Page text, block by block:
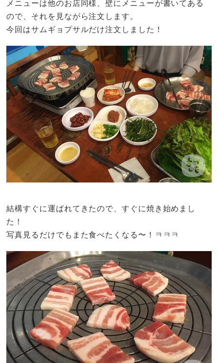
メニューは他のお店同様、壁にメニューが書いてある
ので、それを見ながら注文します。
今回はサムギョプサルだけ注文しました！
結構すぐに運ばれてきたので、すぐに焼き始めまし
た！
写真見るだけでもまた食べたくなる〜！ㅋㅋㅋ